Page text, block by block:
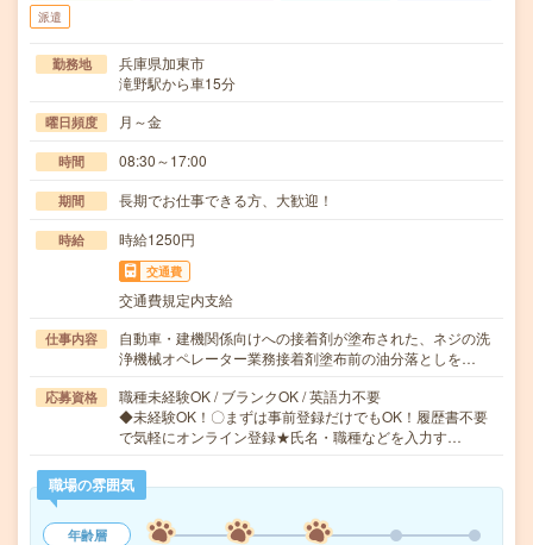
派遣
勤務地
兵庫県加東市
滝野駅から車15分
曜日頻度 月～金
時間 08:30～17:00
期間 長期でお仕事できる方、大歓迎！
時給 時給1250円
交通費
交通費規定内支給
仕事内容
自動車・建機関係向けへの接着剤が塗布された、ネジの洗
浄機械オペレーター業務接着剤塗布前の油分落としを…
応募資格
職種未経験OK / ブランクOK / 英語力不要
◆未経験OK！〇まずは事前登録だけでもOK！履歴書不要
で気軽にオンライン登録★氏名・職種などを入力す…
職場の雰囲気
年齢層